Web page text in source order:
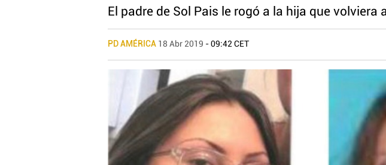
El padre de Sol Pais le rogó a la hija que
PD AMÉRICA 18 Abr 2019 - 09:42 CET